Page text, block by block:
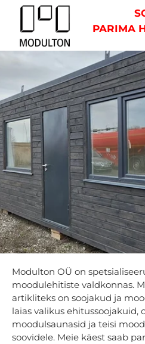
PARIMA
Modulton OÜ on
moodulehitiste valdkonnas.
artikliteks on soojakud ja
laias valikus ehitussoojakuid,
moodulsaunasid ja teisi
soovidele. Meie käest saab